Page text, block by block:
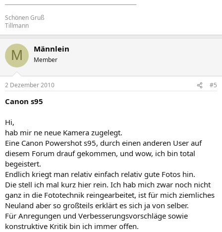
Schönen Gruß
Tillmann
M Männlein
Member
2 Dezember 2010 #5
Canon s95
Hi,
hab mir ne neue Kamera zugelegt.
Eine Canon Powershot s95, durch einen anderen User auf
diesem Forum drauf gekommen, und wow, ich bin total
begeistert.
Endlich kriegt man relativ einfach relativ gute Fotos hin.
Die stell ich mal kurz hier rein. Ich hab mich zwar noch nicht
ganz in die Fototechnik reingearbeitet, ist für mich ziemliches
Neuland aber so großteils erklärt es sich ja von selber.
Für Anregungen und Verbesserungsvorschläge sowie
konstruktive Kritik bin ich immer offen.